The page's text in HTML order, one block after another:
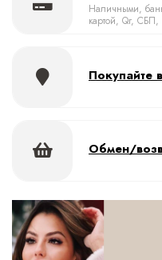
Наличными,
картой, Qr, СБП,
Покупайте
Обмен/